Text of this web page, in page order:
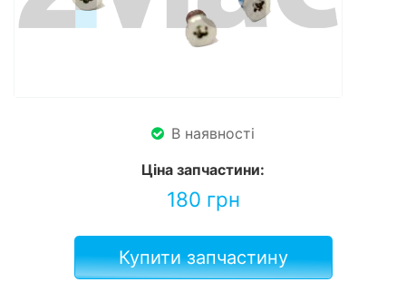
В наявності
Ціна запчастини:
180 грн
Купити запчастину